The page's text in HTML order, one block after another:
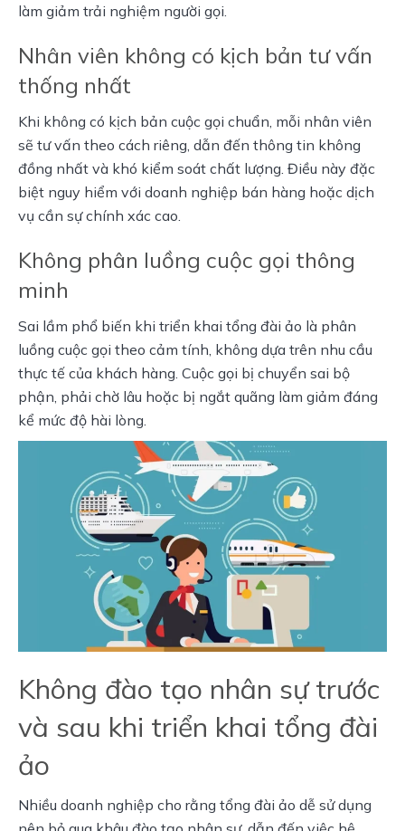
làm giảm trải nghiệm người gọi.
Nhân viên không có kịch bản tư vấn
thống nhất
Khi không có kịch bản cuộc gọi chuẩn, mỗi nhân viên
sẽ tư vấn theo cách riêng, dẫn đến thông tin không
đồng nhất và khó kiểm soát chất lượng. Điều này đặc
biệt nguy hiểm với doanh nghiệp bán hàng hoặc dịch
vụ cần sự chính xác cao.
Không phân luồng cuộc gọi thông
minh
Sai lầm phổ biến khi triển khai tổng đài ảo là phân
luồng cuộc gọi theo cảm tính, không dựa trên nhu cầu
thực tế của khách hàng. Cuộc gọi bị chuyển sai bộ
phận, phải chờ lâu hoặc bị ngắt quãng làm giảm đáng
kể mức độ hài lòng.
Không đào tạo nhân sự trước
và sau khi triển khai tổng đài
ảo
Nhiều doanh nghiệp cho rằng tổng đài ảo dễ sử dụng